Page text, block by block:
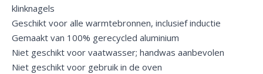
klinknagels
Geschikt voor alle warmtebronnen, inclusief inductie
Gemaakt van 100% gerecycled aluminium
Niet geschikt voor vaatwasser; handwas aanbevolen
Niet geschikt voor gebruik in de oven